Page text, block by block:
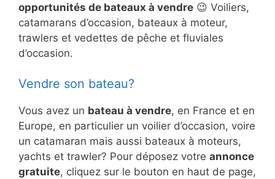
opportunités de bateaux à vendre 😉 Voiliers,
catamarans d’occasion, bateaux à moteur,
trawlers et vedettes de pêche et fluviales
d’occasion.
Vendre son bateau?
Vous avez un bateau à vendre, en France et en
Europe, en particulier un voilier d’occasion, voire
un catamaran mais aussi bateaux à moteurs,
yachts et trawler? Pour déposez votre annonce
gratuite, cliquez sur le bouton en haut de page,